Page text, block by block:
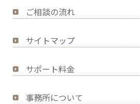
ご相談の流れ
サイトマップ
サポート料金
事務所について